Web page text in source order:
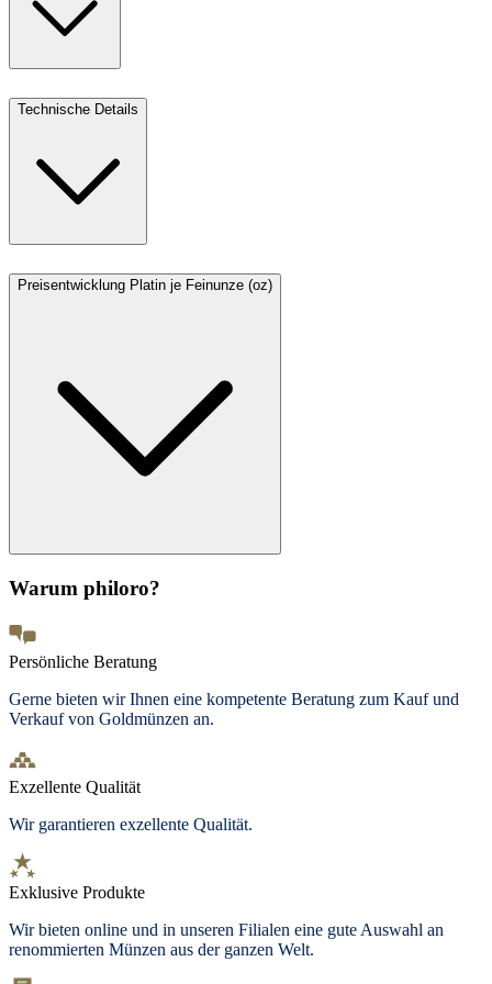
Technische Details
Preisentwicklung Platin je Feinunze (oz)
Warum philoro?
Persönliche Beratung
Gerne bieten wir Ihnen eine kompetente Beratung zum Kauf und
Verkauf von Goldmünzen an.
Exzellente Qualität
Wir garantieren exzellente Qualität.
Exklusive Produkte
Wir bieten online und in unseren Filialen eine gute Auswahl an
renommierten Münzen aus der ganzen Welt.